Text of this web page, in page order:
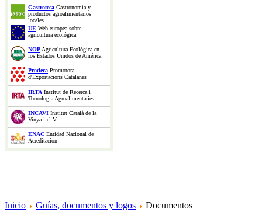
Gastroteca Gastronomía y
productos agroalimentarios
locales
UE Web europea sobre
agricultura ecológica
NOPAgricultura Ecológica en
los Estados Unidos de América
Prodeca Promotora
d'Exportacions Catalanes
IRTA Institut de Recerca i
Tecnologia Agroalimentàries
INCAVI Institut Català de la
Vinya i el Vi
ENAC Entidad Nacional de
Acreditación
Inicio Guías, documentos y logos
Documentos